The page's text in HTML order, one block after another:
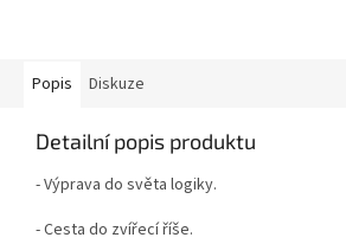
Popis Diskuze
Detailní popis produktu
- Výprava do světa logiky.
- Cesta do zvířecí říše.